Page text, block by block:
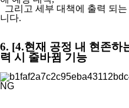
그리고 세부 대책에 출력 되
니다.
6. [4.현재 공정 내 현존하
력 시 줄바뀜 기능